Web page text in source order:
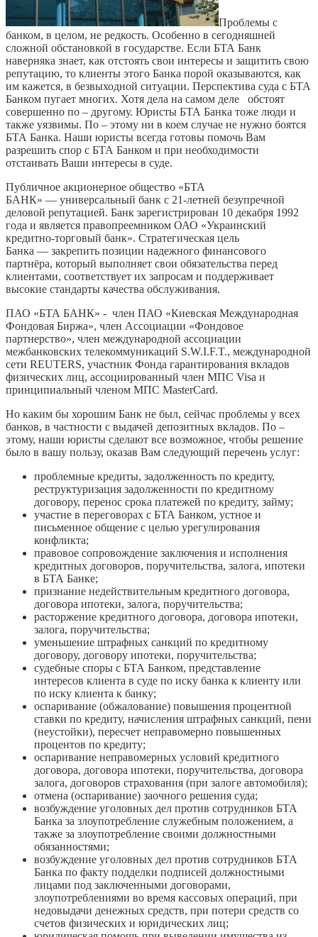
Проблемы с
банком, в целом, не редкость. Особенно в сегодняшней
сложной обстановкой в государстве. Если БТА Банк
наверняка знает, как отстоять свои интересы и защитить свою
репутацию, то клиенты этого Банка порой оказываются, как
им кажется, в безвыходной ситуации. Перспектива суда с БТА
Банком пугает многих. Хотя дела на самом деле обстоят
совершенно по – другому. Юристы БТА Банка тоже люди и
также уязвимы. По – этому ни в коем случае не нужно боятся
БТА Банка. Наши юристы всегда готовы помочь Вам
разрешить спор с БТА Банком и при необходимости
отстаивать Ваши интересы в суде.
Публичное акционерное общество «БТА
БАНК» — универсальный банк с 21-летней безупречной
деловой репутацией. Банк зарегистрирован 10 декабря 1992
года и является правопреемником ОАО «Украинский
кредитно-торговый банк». Стратегическая цель
Банка — закрепить позиции надежного финансового
партнёра, который выполняет свои обязательства перед
клиентами, соответствует их запросам и поддерживает
высокие стандарты качества обслуживания.
ПАО «БТА БАНК» - член ПАО «Киевская Международная
Фондовая Биржа», член Ассоциации «Фондовое
партнерство», член международной ассоциации
межбанковских телекоммуникаций S.W.I.F.T., международной
сети REUTERS, участник Фонда гарантирования вкладов
физических лиц, ассоциированный член МПС Visa и
принципиальный членом МПС MasterCard.
Но каким бы хорошим Банк не был, сейчас проблемы у всех
банков, в частности с выдачей депозитных вкладов. По –
этому, наши юристы сделают все возможное, чтобы решение
было в вашу пользу, оказав Вам следующий перечень услуг:
проблемные кредиты, задолженность по кредиту,
реструктуризация задолженности по кредитному
договору, перенос срока платежей по кредиту, займу;
участие в переговорах с БТА Банком, устное и
письменное общение с целью урегулирования
конфликта;
правовое сопровождение заключения и исполнения
кредитных договоров, поручительства, залога, ипотеки
в БТА Банке;
признание недействительным кредитного договора,
договора ипотеки, залога, поручительства;
расторжение кредитного договора, договора ипотеки,
залога, поручительства;
уменьшение штрафных санкций по кредитному
договору, договору ипотеки, поручительства;
судебные споры с БТА Банком, представление
интересов клиента в суде по иску банка к клиенту или
по иску клиента к банку;
оспаривание (обжалование) повышения процентной
ставки по кредиту, начисления штрафных санкций, пени
(неустойки), пересчет неправомерно повышенных
процентов по кредиту;
оспаривание неправомерных условий кредитного
договора, договора ипотеки, поручительства, договора
залога, договоров страхования (при залоге автомобиля);
отмена (оспаривание) заочного решения суда;
возбуждение уголовных дел против сотрудников БТА
Банка за злоупотребление служебным положением, а
также за злоупотребление своими должностными
обязанностями;
возбуждение уголовных дел против сотрудников БТА
Банка по факту подделки подписей должностными
лицами под заключенными договорами,
злоупотреблениями во время кассовых операций, при
недовыдачи денежных средств, при потери средств со
счетов физических и юридических лиц;